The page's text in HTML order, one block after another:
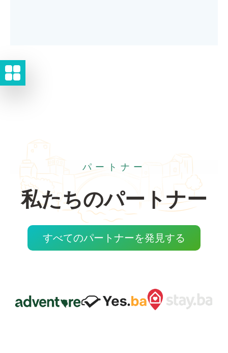
パートナー
私たちのパートナー
すべてのパートナーを発見する